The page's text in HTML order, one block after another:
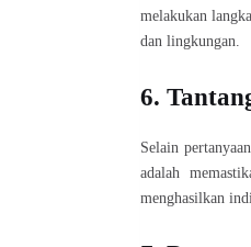
melakukan
dan lingkungan.
6.
Selain
adalah
menghasilkan